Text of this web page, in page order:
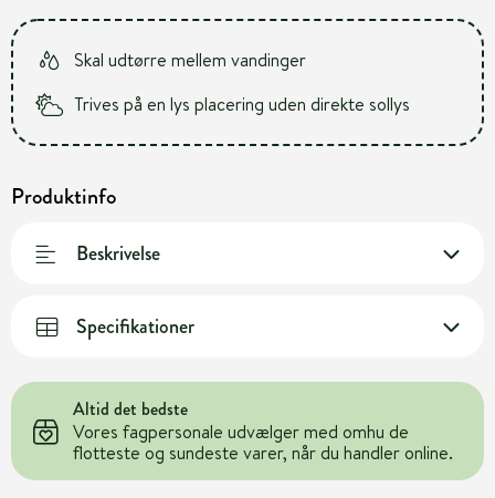
Skal udtørre mellem vandinger
Trives på en lys placering uden direkte sollys
Produktinfo
Beskrivelse
Specifikationer
Altid det bedste
Vores fagpersonale udvælger med omhu de
flotteste og sundeste varer, når du handler online.